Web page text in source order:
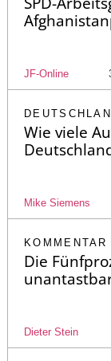
JF-Online
Wie viele
Mike Siemens
KOMMENTAR
Die
Dieter Stein